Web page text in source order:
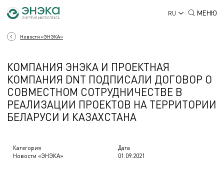
RU МЕНЮ
Новости «ЭНЭКА»
КОМПАНИЯ ЭНЭКА И ПРОЕКТНАЯ
КОМПАНИЯ DNT ПОДПИСАЛИ ДОГОВОР О
СОВМЕСТНОМ СОТРУДНИЧЕСТВЕ В
РЕАЛИЗАЦИИ ПРОЕКТОВ НА ТЕРРИТОРИИ
БЕЛАРУСИ И КАЗАХСТАНА
Категория
Новости «ЭНЭКА»
Дата
01.09.2021